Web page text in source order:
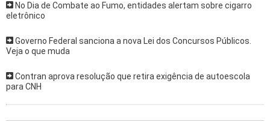
No Dia de Combate ao Fumo, entidades alertam sobre cigarro
eletrônico
Governo Federal sanciona a nova Lei dos Concursos Públicos.
Veja o que muda
Contran aprova resolução que retira exigência de autoescola
para CNH